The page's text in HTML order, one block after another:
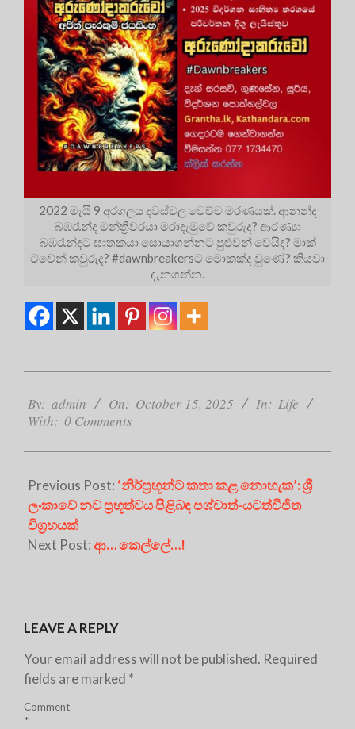
2022 මැයි 9 අරගලය දවස්වල වෙච්ච මරණයක්. ආනන්ද
බඹරැන්ද මන්ත්‍රීවරයා මරාදැමුවේ කවුරුද? ආරණ්‍යා
බඹරැන්දට ඝාතකයා සොයාගන්නට පුළුවන් වෙයිද? මාක්
ට්වේන් කවුරුද? #dawnbreakersට මොකක්ද වුණේ? කියවා
දැනගන්න.
10-
15
By: admin On: October 15, 2025 In: Life
With: 0 Comments
Previous Post: ‘නිර්ප්‍රභූන්ට කතා කළ නොහැක’: ශ්‍රී
ලංකාවේ නව ප්‍රභූත්වය පිළිබඳ පශ්චාත්-යටත්විජිත
විග්‍රහයක්
Next Post:ආ… කෙල්ලේ…!
LEAVE A REPLY
Your email address will not be published. Required
fields are marked *
Comment
*